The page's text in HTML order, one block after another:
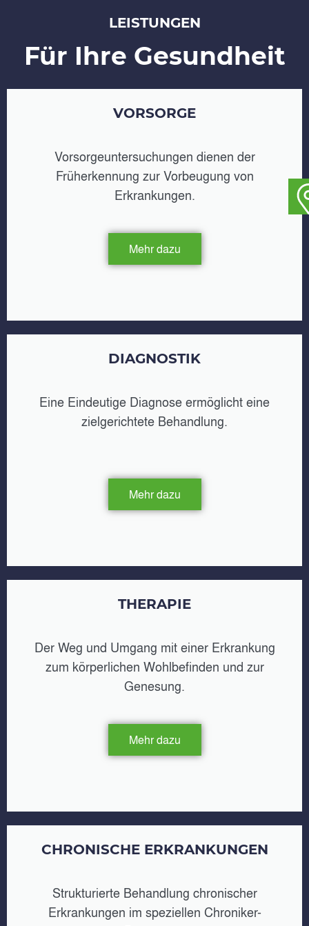
LEISTUNGEN
Für Ihre Gesundheit
VORSORGE
Vorsorgeuntersuchungen dienen der
Früherkennung zur Vorbeugung von
Erkrankungen.
Mehr dazu
DIAGNOSTIK
Eine Eindeutige Diagnose ermöglicht eine
zielgerichtete Behandlung.
Mehr dazu
THERAPIE
Der Weg und Umgang mit einer Erkrankung
zum körperlichen Wohlbefinden und zur
Genesung.
Mehr dazu
CHRONISCHE ERKRANKUNGEN
Strukturierte Behandlung chronischer
Erkrankungen im speziellen Chroniker-